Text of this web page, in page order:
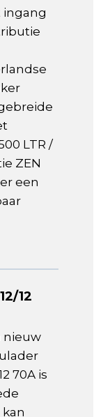
ingang
LTR /
ZEN
een
12
nieuw
70A is
kan